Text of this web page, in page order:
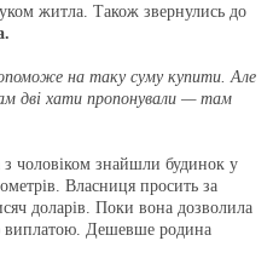
житла. Також звернулись до
на таку суму купити. Але
дві хати пропонували — там
чоловіком знайшли будинок у
Власниця просить за
доларів. Поки вона дозволила
Дешевше родина